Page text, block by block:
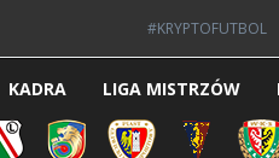
#KRYPTOFUTBOL
KADRA LIGA MISTRZÓW